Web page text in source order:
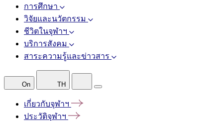
การศึกษา
วิจัยและนวัตกรรม
ชีวิตในจุฬาฯ
บริการสังคม
สาระความรู้และข่าวสาร
On TH
เกี่ยวกับจุฬาฯ
ประวัติจุฬาฯ